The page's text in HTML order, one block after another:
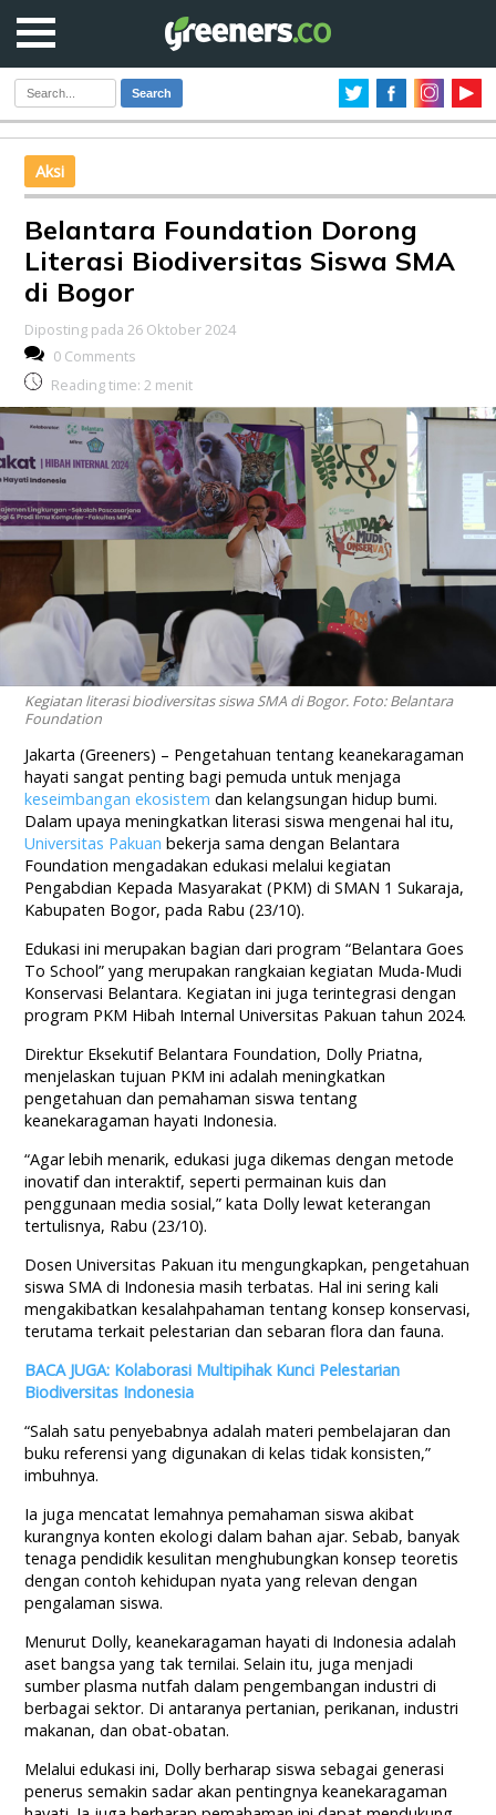
Search
Aksi
Belantara Foundation Dorong
Literasi Biodiversitas Siswa SMA
di Bogor
Diposting pada 26 Oktober 2024
0 Comments
Reading time: 2 menit
Kegiatan literasi biodiversitas siswa SMA di Bogor. Foto: Belantara
Foundation
Jakarta (Greeners) – Pengetahuan tentang keanekaragaman
hayati sangat penting bagi pemuda untuk menjaga
keseimbangan ekosistem dan kelangsungan hidup bumi.
Dalam upaya meningkatkan literasi siswa mengenai hal itu,
Universitas Pakuan bekerja sama dengan Belantara
Foundation mengadakan edukasi melalui kegiatan
Pengabdian Kepada Masyarakat (PKM) di SMAN 1 Sukaraja,
Kabupaten Bogor, pada Rabu (23/10).
Edukasi ini merupakan bagian dari program “Belantara Goes
To School” yang merupakan rangkaian kegiatan Muda-Mudi
Konservasi Belantara. Kegiatan ini juga terintegrasi dengan
program PKM Hibah Internal Universitas Pakuan tahun 2024.
Direktur Eksekutif Belantara Foundation, Dolly Priatna,
menjelaskan tujuan PKM ini adalah meningkatkan
pengetahuan dan pemahaman siswa tentang
keanekaragaman hayati Indonesia.
“Agar lebih menarik, edukasi juga dikemas dengan metode
inovatif dan interaktif, seperti permainan kuis dan
penggunaan media sosial,” kata Dolly lewat keterangan
tertulisnya, Rabu (23/10).
Dosen Universitas Pakuan itu mengungkapkan, pengetahuan
siswa SMA di Indonesia masih terbatas. Hal ini sering kali
mengakibatkan kesalahpahaman tentang konsep konservasi,
terutama terkait pelestarian dan sebaran flora dan fauna.
BACA JUGA: Kolaborasi Multipihak Kunci Pelestarian
Biodiversitas Indonesia
“Salah satu penyebabnya adalah materi pembelajaran dan
buku referensi yang digunakan di kelas tidak konsisten,”
imbuhnya.
Ia juga mencatat lemahnya pemahaman siswa akibat
kurangnya konten ekologi dalam bahan ajar. Sebab, banyak
tenaga pendidik kesulitan menghubungkan konsep teoretis
dengan contoh kehidupan nyata yang relevan dengan
pengalaman siswa.
Menurut Dolly, keanekaragaman hayati di Indonesia adalah
aset bangsa yang tak ternilai. Selain itu, juga menjadi
sumber plasma nutfah dalam pengembangan industri di
berbagai sektor. Di antaranya pertanian, perikanan, industri
makanan, dan obat-obatan.
Melalui edukasi ini, Dolly berharap siswa sebagai generasi
penerus semakin sadar akan pentingnya keanekaragaman